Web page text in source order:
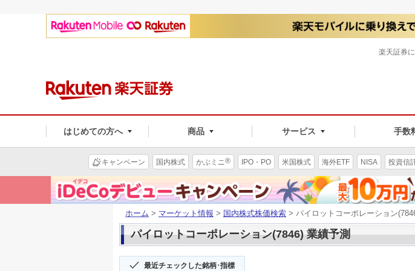
はじめての方へ 商品 サービス 手数
楽天証券
キャンペーン 国内株式 かぶミニ® IPO・PO 米国株式 海外ETF NISA 投資信
ホーム > マーケット情報 > 国内株式株価検索 > パイロットコーポレーション
パイロットコーポレーション(7846) 業績予測
最近チェックした銘柄･指標